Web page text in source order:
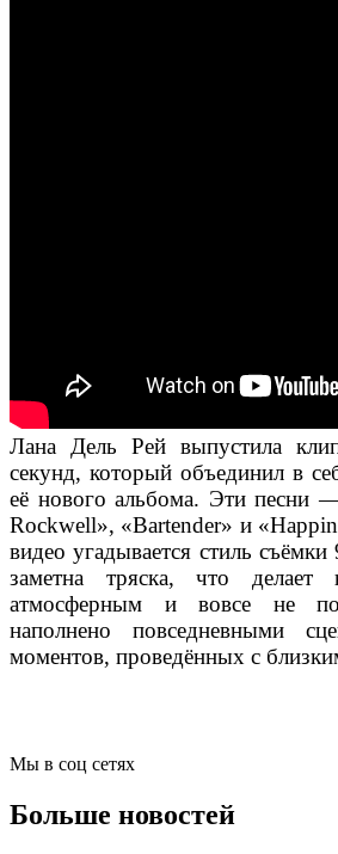
Лана Дель Рей выпустила
секунд, который объединил в
её нового альбома. Эти
Rockwell», «Bartender» и
видео угадывается стиль
заметна тряска, что
атмосферным и вовсе не
наполнено повседневными
моментов, проведённых с
Мы в соц сетях
Больше новостей